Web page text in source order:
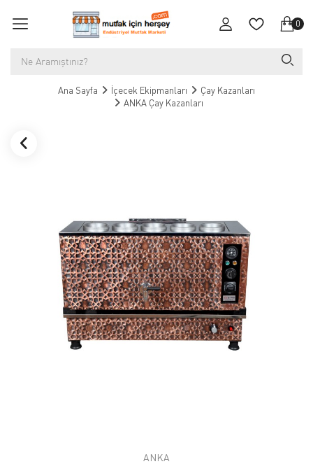
0
Ana Sayfa İçecek Ekipmanları
Çay Kazanları
ANKA Çay Kazanları
ANKA